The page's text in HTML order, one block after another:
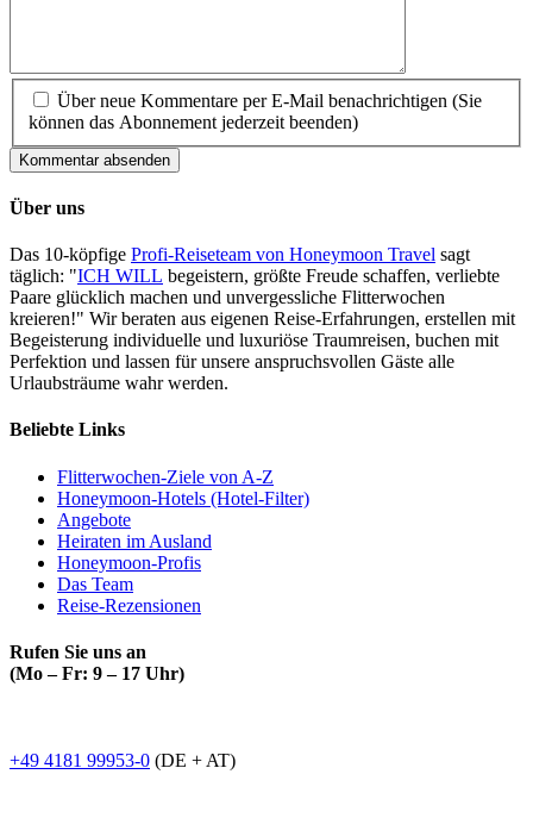
Über neue Kommentare per E-Mail benachrichtigen (Sie
können das Abonnement jederzeit beenden)
Kommentar absenden
Über uns
Das 10-köpfige Profi-Reiseteam von Honeymoon Travel sagt
täglich: "ICH WILL begeistern, größte Freude schaffen, verliebte
Paare glücklich machen und unvergessliche Flitterwochen
kreieren!" Wir beraten aus eigenen Reise-Erfahrungen, erstellen mit
Begeisterung individuelle und luxuriöse Traumreisen, buchen mit
Perfektion und lassen für unsere anspruchsvollen Gäste alle
Urlaubsträume wahr werden.
Beliebte Links
Flitterwochen-Ziele von A-Z
Honeymoon-Hotels (Hotel-Filter)
Angebote
Heiraten im Ausland
Honeymoon-Profis
Das Team
Reise-Rezensionen
Rufen Sie uns an
(Mo – Fr: 9 – 17 Uhr)
+49 4181 99953-0 (DE + AT)